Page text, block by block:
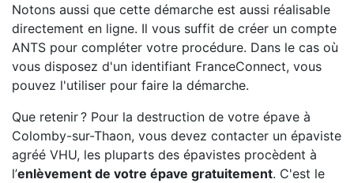
Notons aussi que cette démarche est aussi réalisable
directement en ligne. Il vous suffit de créer un compte
ANTS pour compléter votre procédure. Dans le cas où
vous disposez d'un identifiant FranceConnect, vous
pouvez l'utiliser pour faire la démarche.
Que retenir ? Pour la destruction de votre épave à
Colomby-sur-Thaon, vous devez contacter un épaviste
agréé VHU, les pluparts des épavistes procèdent à
l’enlèvement de votre épave gratuitement. C'est le